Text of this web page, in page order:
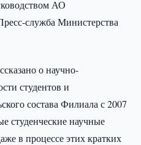
АО
служба Министерства
о научно-
студентов и
состава Филиала с 2007
студенческие научные
в процессе этих кратких